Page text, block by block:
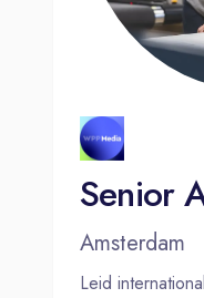
Amsterdam
Leid